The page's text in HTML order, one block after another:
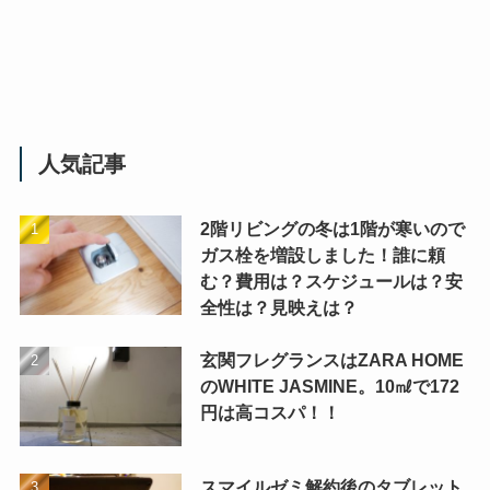
人気記事
2階リビングの冬は1階が寒いので
ガス栓を増設しました！誰に頼
む？費用は？スケジュールは？安
全性は？見映えは？
玄関フレグランスはZARA HOME
のWHITE JASMINE。10㎖で172
円は高コスパ！！